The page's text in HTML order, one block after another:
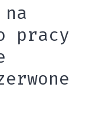
pracy